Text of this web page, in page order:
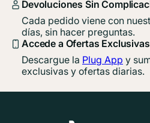
Devoluciones Sin
Cada pedido viene con
días, sin hacer preguntas.
Accede a Ofertas
Descargue la Plug App y
exclusivas y ofertas diarias.